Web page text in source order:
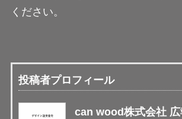
ください。
投稿者プロフィール
can wood株式会社 広